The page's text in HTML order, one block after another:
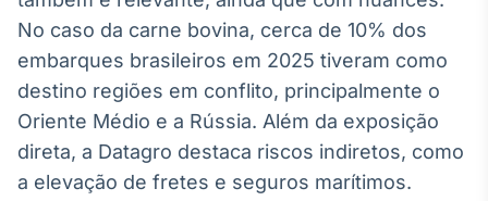
Conteúdos e
dados para
displays e telas
Curadoria
Curadoria de
No caso da carne bovina, cerca de 10% dos
embarques brasileiros em 2025 tiveram como
destino regiões em conflito, principalmente o
Oriente Médio e a Rússia. Além da exposição
direta, a Datagro destaca riscos indiretos, como
a elevação de fretes e seguros marítimos.